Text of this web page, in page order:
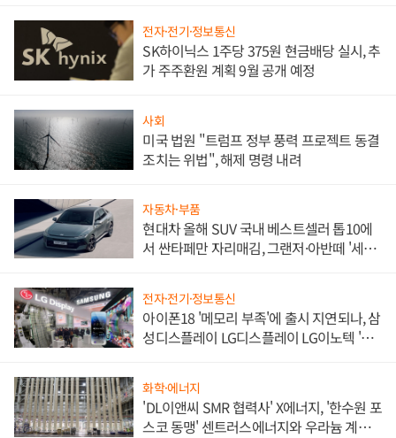
전자·전기·정보통신
SK하이닉스 1주당 375원 현금배당 실시, 추
가 주주환원 계획 9월 공개 예정
사회
미국 법원 "트럼프 정부 풍력 프로젝트 동결
조치는 위법", 해제 명령 내려
자동차·부품
현대차 올해 SUV 국내 베스트셀러 톱10에
서 싼타페만 자리매김, 그랜저·아반떼 '세단
전자·전기·정보통신
아이폰18 '메모리 부족'에 출시 지연되나, 삼
성디스플레이 LG디스플레이 LG이노텍 '탈
화학·에너지
'DL이앤씨 SMR 협력사' X에너지, '한수원 포
스코 동맹' 센트러스에너지와 우라늄 계약